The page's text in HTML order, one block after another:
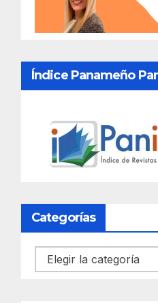
Índice Panameño
Categorías
Categorías